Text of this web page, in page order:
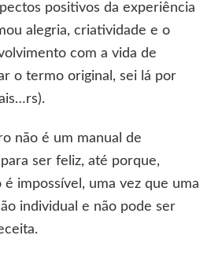
positivos da experiência
alegria, criatividade e o
com a vida de
o termo original, sei lá por
não é um manual de
ser feliz, até porque,
é impossível, uma vez que uma
individual e não pode ser